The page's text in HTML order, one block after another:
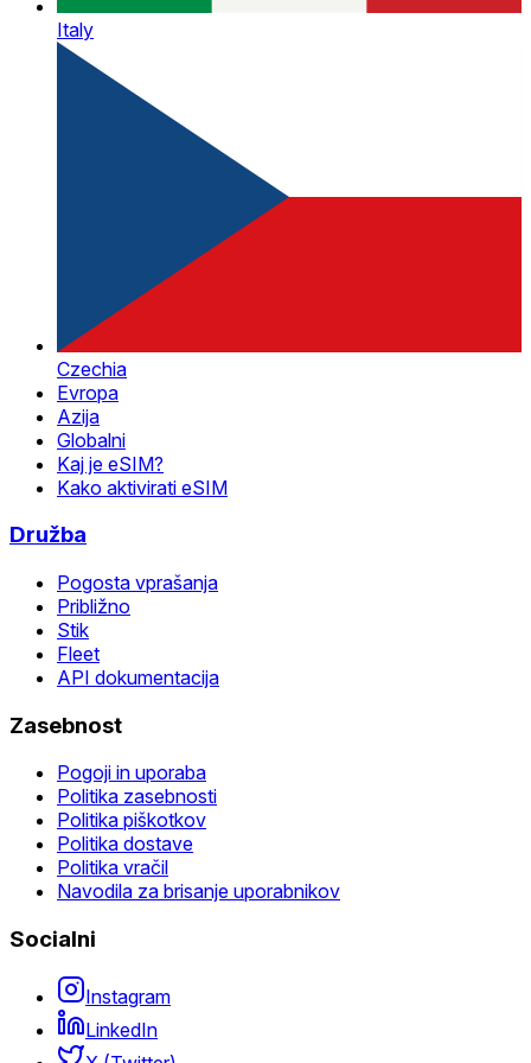
Italy
Czechia
Evropa
Azija
Globalni
Kaj je eSIM?
Kako aktivirati eSIM
Družba
Pogosta vprašanja
Približno
Stik
Fleet
API dokumentacija
Zasebnost
Pogoji in uporaba
Politika zasebnosti
Politika piškotkov
Politika dostave
Politika vračil
Navodila za brisanje uporabnikov
Socialni
Instagram
LinkedIn